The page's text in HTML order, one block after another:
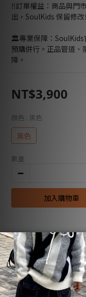
‼️訂單權益：商品與門
出，SoulKids 保留修
🏛️專業保障：SoulKids
預購併行。正品管道、
障。
NT$3,900
顏色 : 黑色
黑色
數量
加入購物車
商品描述